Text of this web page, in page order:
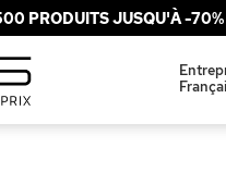
PRODUITS JUSQU'À -70%